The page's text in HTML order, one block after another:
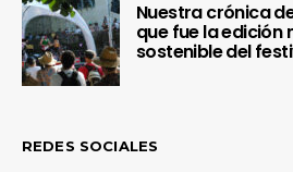
Nuestra crónica
que fue la edición
sostenible del
REDES SOCIALES